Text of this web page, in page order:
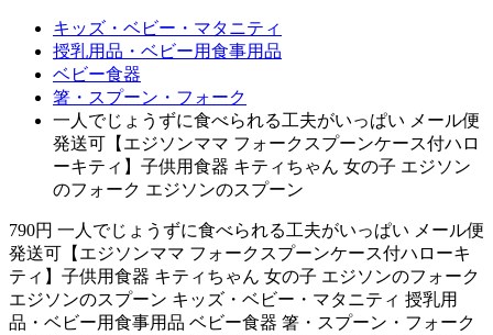
キッズ・ベビー・マタニティ
授乳用品・ベビー用食事用品
ベビー食器
箸・スプーン・フォーク
一人でじょうずに食べられる工夫がいっぱい メール便
発送可【エジソンママ フォークスプーンケース付ハロ
ーキティ】子供用食器 キティちゃん 女の子 エジソン
のフォーク エジソンのスプーン
790円 一人でじょうずに食べられる工夫がいっぱい メール便
発送可【エジソンママ フォークスプーンケース付ハローキ
ティ】子供用食器 キティちゃん 女の子 エジソンのフォーク
エジソンのスプーン キッズ・ベビー・マタニティ 授乳用
品・ベビー用食事用品 ベビー食器 箸・スプーン・フォーク